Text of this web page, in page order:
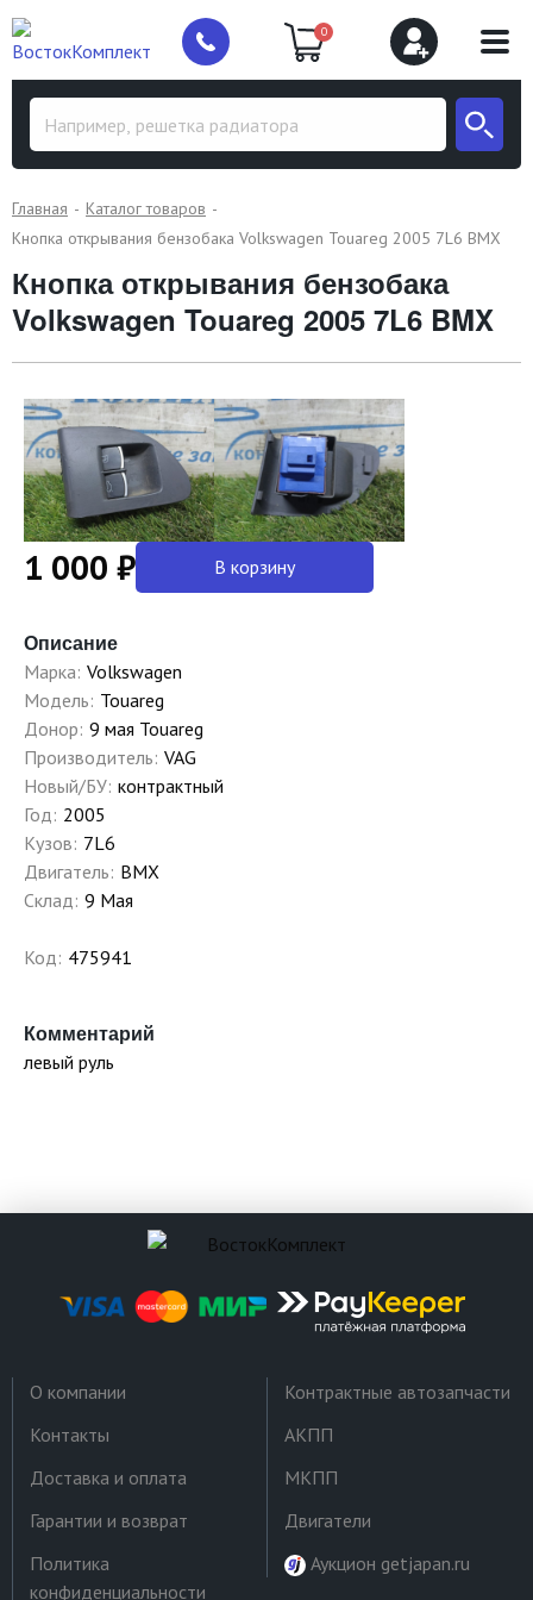
0
Главная
Каталог товаров
Кнопка открывания бензобака Volkswagen Touareg 2005 7L6 BMX
Кнопка открывания бензобака
Volkswagen Touareg 2005 7L6 BMX
1 000 ₽ В корзину
Описание
Марка: Volkswagen
Модель: Touareg
Донор: 9 мая Touareg
Производитель: VAG
Новый/БУ: контрактный
Год: 2005
Кузов: 7L6
Двигатель: BMX
Склад: 9 Мая
Код: 475941
Комментарий
левый руль
О компании
Контакты
Доставка и оплата
Гарантии и возврат
Политика
конфиденциальности
Контрактные автозапчасти
АКПП
МКПП
Двигатели
Аукцион getjapan.ru